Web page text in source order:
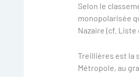
Selon le
monopolarisée
Nazaire (cf.
Treillières est la
Métropole, au